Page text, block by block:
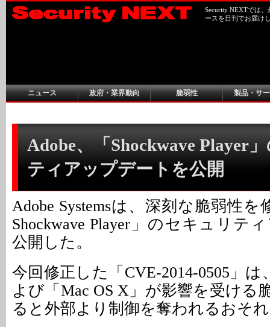
Security NEXTでは
ースを日刊でお届け
ニュース 政府・業界動向 脆弱性 製品・サ
Adobe、「Shockwave Player
ティアップデートを公開
Adobe Systemsは、深刻な脆弱性を
Shockwave Player」のセキュリテ
公開した。
今回修正した「CVE-2014-0505」は
よび「Mac OS X」が影響を受ける
ると外部より制御を奪われるおそ